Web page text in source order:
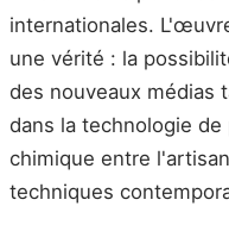
internationales.
une vérité : la
des nouveaux médias
dans la technologie
chimique entre
techniques